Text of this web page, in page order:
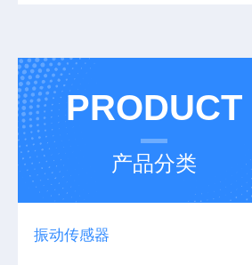
PRODUCT
产品分类
振动传感器